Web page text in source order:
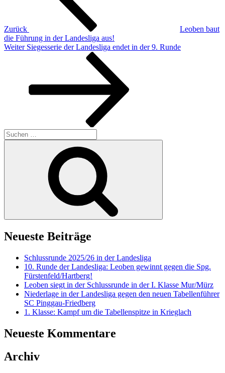
Zurück
Leoben baut
die Führung in der Landesliga aus!
Nächster
Weiter Siegesserie der Landesliga endet in der 9. Runde
Suchen
nach:
Neueste Beiträge
Schlussrunde 2025/26 in der Landesliga
10. Runde der Landesliga: Leoben gewinnt gegen die Spg.
Fürstenfeld/Hartberg!
Leoben siegt in der Schlussrunde in der I. Klasse Mur/Mürz
Niederlage in der Landesliga gegen den neuen Tabellenführer
SC Pinggau-Friedberg
1. Klasse: Kampf um die Tabellenspitze in Krieglach
Neueste Kommentare
Archiv